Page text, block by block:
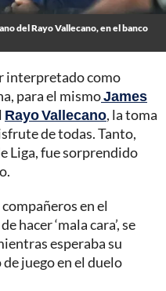
del Rayo Vallecano, en el banco
interpretado como
para el mismoJames
Rayo Vallecano, la toma
de todas. Tanto,
Liga, fue sorprendido
en el
hacer ‘mala cara’, se
esperaba su
juego en el duelo